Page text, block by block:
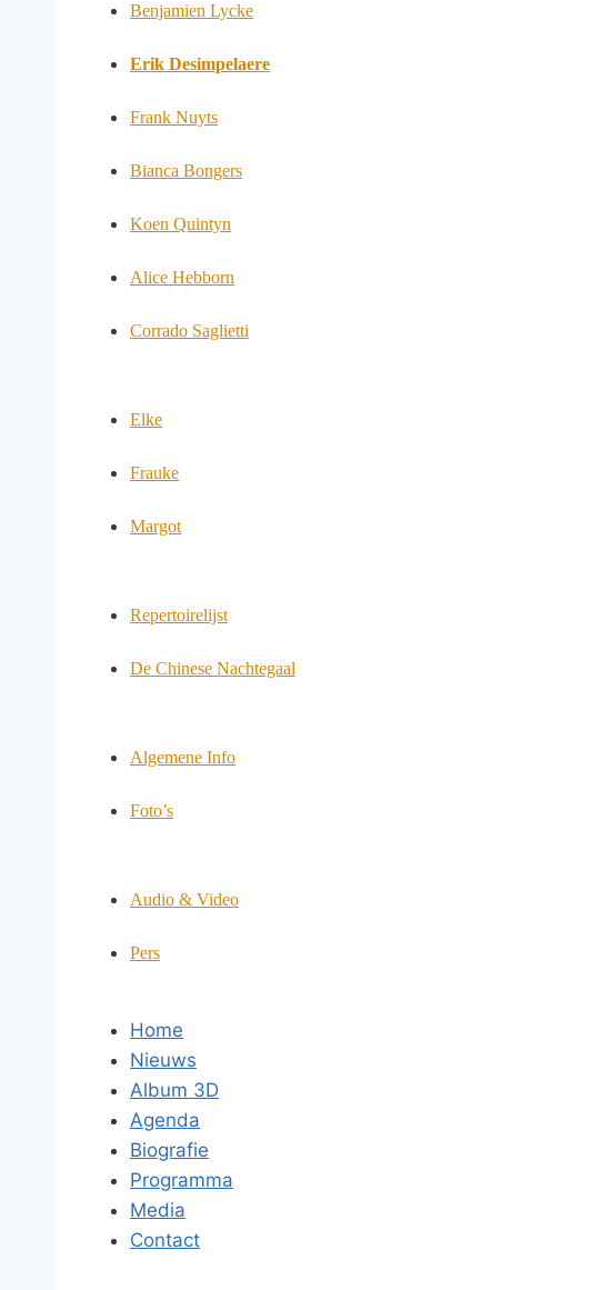
Benjamien Lycke
Erik Desimpelaere
Frank Nuyts
Bianca Bongers
Koen Quintyn
Alice Hebborn
Corrado Saglietti
Elke
Frauke
Margot
Repertoirelijst
De Chinese Nachtegaal
Algemene Info
Foto’s
Audio & Video
Pers
Home
Nieuws
Album 3D
Agenda
Biografie
Programma
Media
Contact